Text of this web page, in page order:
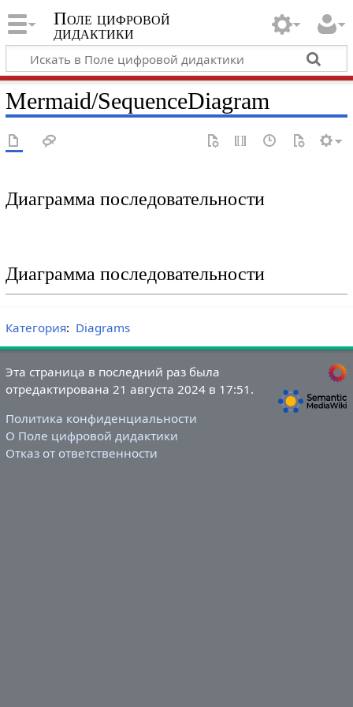
Поле цифровой
дидактики
Mermaid/SequenceDiagram
Диаграмма последовательности
Диаграмма последовательности
Категория: Diagrams
Эта страница в последний раз была
отредактирована 21 августа 2024 в 17:51.
Политика конфиденциальности
О Поле цифровой дидактики
Отказ от ответственности